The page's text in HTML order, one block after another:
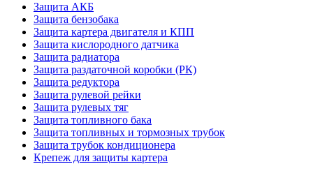
Защита АКБ
Защита бензобака
Защита картера двигателя и КПП
Защита кислородного датчика
Защита радиатора
Защита раздаточной коробки (РК)
Защита редуктора
Защита рулевой рейки
Защита рулевых тяг
Защита топливного бака
Защита топливных и тормозных трубок
Защита трубок кондиционера
Крепеж для защиты картера